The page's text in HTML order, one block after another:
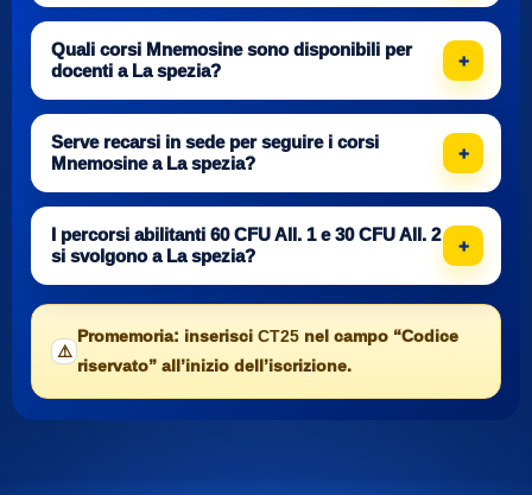
Quali corsi Mnemosine sono disponibili per
docenti a La spezia?
Serve recarsi in sede per seguire i corsi
Mnemosine a La spezia?
I percorsi abilitanti 60 CFU All. 1 e 30 CFU All. 2
si svolgono a La spezia?
⚠️
Promemoria: inserisci CT25 nel campo “Codice
riservato” all’inizio dell’iscrizione.